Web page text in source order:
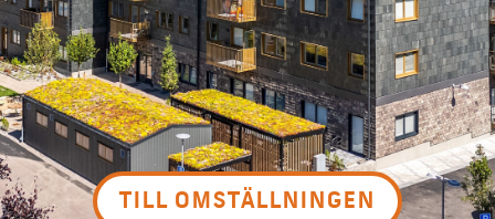
TILL OMSTÄLLNINGEN